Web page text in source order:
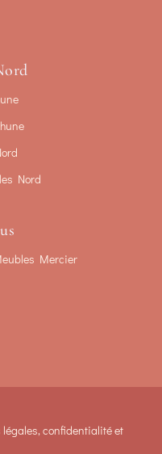
Nord
Mercier
confidentialité et